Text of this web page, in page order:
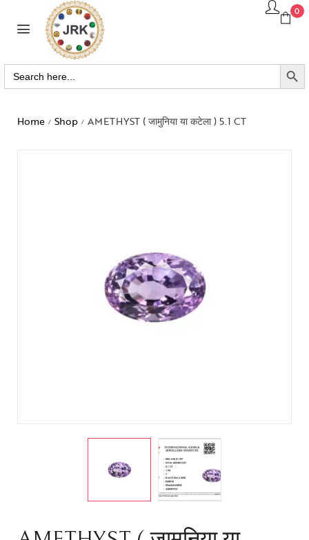
0
Search
for:
SEARCH BUTTON
Home / Shop / AMETHYST ( जामुनिया या कटेला ) 5.1 CT